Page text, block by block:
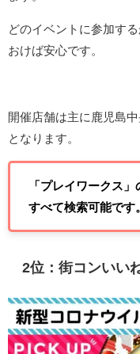
どのイベントに参加す
おけば安心です。
開催店舗は主に鹿児島
となります。
「プレイワークス
すべて検索可能です。
2位：街コンいい